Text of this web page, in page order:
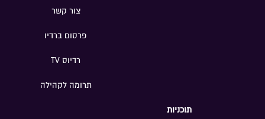
צור קשר
פרסום ברדיו
רדיוס TV
תרומה לקהילה
תוכניות